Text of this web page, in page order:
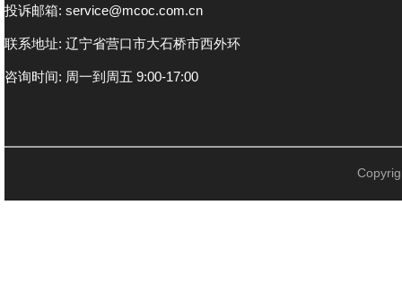
投诉邮箱: service@mcoc.com.cn
联系地址: 辽宁省营口市大石桥市西外环
咨询时间: 周一到周五 9:00-17:00